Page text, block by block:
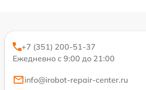
+7 (351) 200-51-37
Ежедневно с 9:00 до 21:00
info@irobot-repair-center.ru